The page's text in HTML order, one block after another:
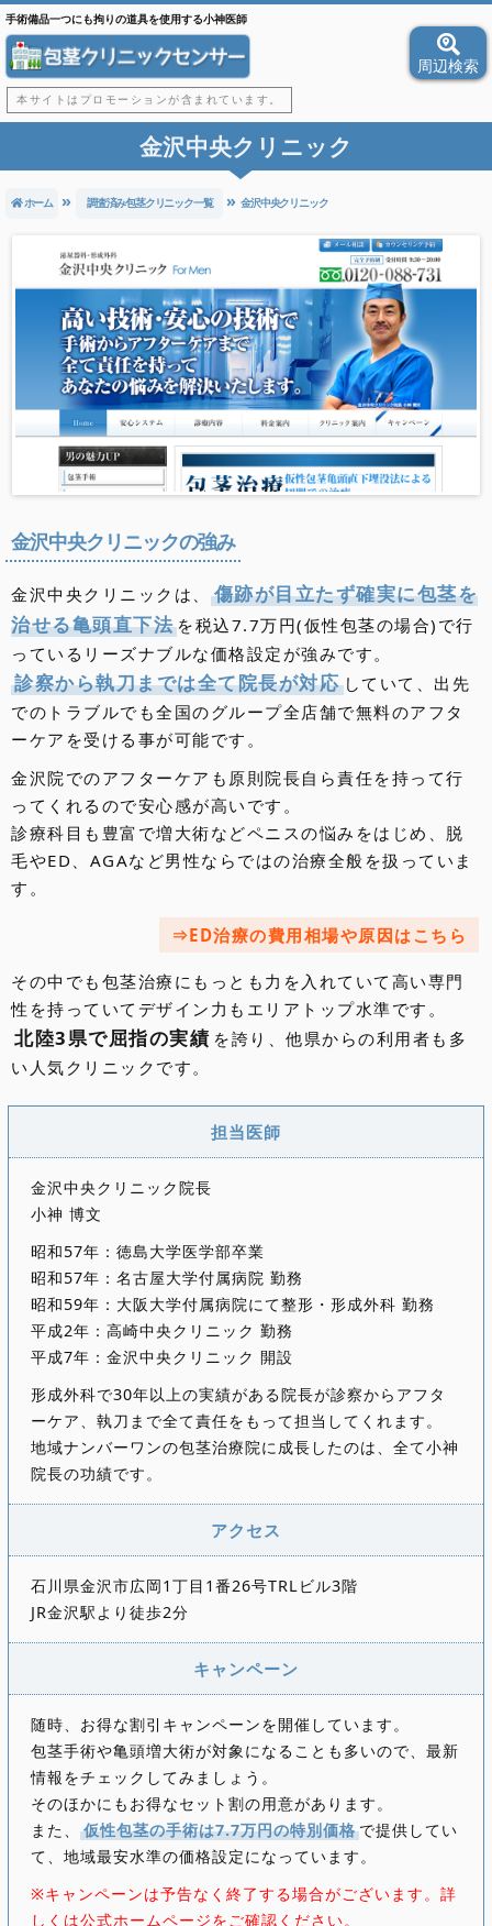
手術備品一つにも拘りの道具を使用する小神医師
本サイトはプロモーションが含まれています。
周辺検索
北海道・東北 地方
北海道のクリニック
青森県のクリニック
秋田県のクリニック
岩手県のクリニック
山形県のクリニック
宮城県のクリニック
福島県のクリニック
関東
東京都のクリニック
埼玉県のクリニック
千葉県のクリニック
神奈川県のクリニック
群馬県のクリニック
栃木県のクリニック
茨城県のクリニック
東海・甲信越・北陸地方
愛知県のクリニック
静岡県のクリニック
岐阜県のクリニック
三重県のクリニック
新潟県のクリニック
山梨県のクリニック
長野県のクリニック
富山県のクリニック
石川県のクリニック
福井県のクリニック
近畿地方
大阪府のクリニック
京都府のクリニック
滋賀県のクリニック
兵庫県のクリニック
奈良県のクリニック
和歌山県のクリニック
中国・四国地方
岡山県のクリニック
広島県のクリニック
山口県のクリニック
島根県のクリニック
鳥取県のクリニック
香川県のクリニック
徳島県のクリニック
愛媛県のクリニック
高知県のクリニック
九州・沖縄地方
福岡県のクリニック
佐賀県のクリニック
長崎県のクリニック
大分県のクリニック
熊本県のクリニック
宮崎県のクリニック
鹿児島県のクリニック
沖縄県のクリニック
金沢中央クリニック
ホーム 調査済み包茎クリニック一覧 金沢中央クリニック
金沢中央クリニックの強み
金沢中央クリニックは、
傷跡が目立たず確実に包茎を
治せる亀頭直下法 を税込7.7万円(仮性包茎の場合)で行
っているリーズナブルな価格設定が強みです。
診察から執刀までは全て院長が対応していて、出先
でのトラブルでも全国のグループ全店舗で無料のアフタ
ーケアを受ける事が可能です。
金沢院でのアフターケアも原則院長自ら責任を持って行
ってくれるので安心感が高いです。
診療科目も豊富で増大術などペニスの悩みをはじめ、脱
毛やED、AGAなど男性ならではの治療全般を扱っていま
す。
ED治療の費用相場や原因はこちら
その中でも包茎治療にもっとも力を入れていて高い専門
性を持っていてデザイン力もエリアトップ水準です。
北陸3県で屈指の実績 を誇り、他県からの利用者も多
い人気クリニックです。
担当医師
金沢中央クリニック院長
小神 博文
昭和57年：徳島大学医学部卒業
昭和57年：名古屋大学付属病院 勤務
昭和59年：大阪大学付属病院にて整形・形成外科 勤務
平成2年：高崎中央クリニック 勤務
平成7年：金沢中央クリニック 開設
形成外科で30年以上の実績がある院長が診察からアフタ
ーケア、執刀まで全て責任をもって担当してくれます。
地域ナンバーワンの包茎治療院に成長したのは、全て小神
院長の功績です。
アクセス
石川県金沢市広岡1丁目1番26号TRLビル3階
JR金沢駅より徒歩2分
キャンペーン
随時、お得な割引キャンペーンを開催しています。
包茎手術や亀頭増大術が対象になることも多いので、最新
情報をチェックしてみましょう。
そのほかにもお得なセット割の用意があります。
また、
仮性包茎の手術は7.7万円の特別価格で提供してい
て、地域最安水準の価格設定になっています。
※キャンペーンは予告なく終了する場合がございます。詳
しくは公式ホームページをご確認ください。